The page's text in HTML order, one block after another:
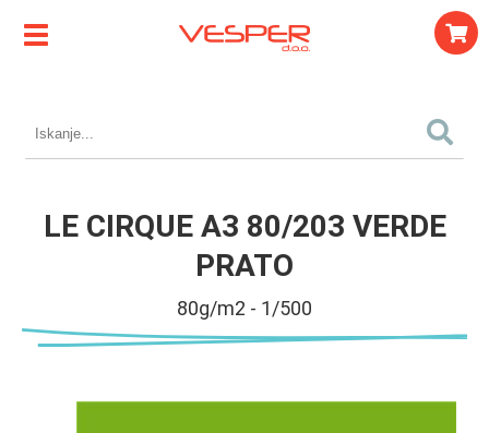
LE CIRQUE A3 80/203 VERDE
PRATO
80g/m2 - 1/500